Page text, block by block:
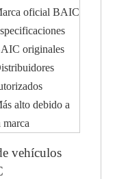
oficial BAIC
originales
alto debido a
marca
vehículos